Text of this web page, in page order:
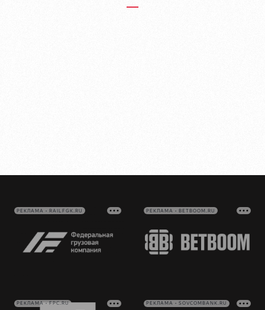
РЕКЛАМА • RAILFGK.RU РЕКЛАМА • BETBOOM.RU
РЕКЛАМА • FPC.RU РЕКЛАМА • SOVCOMBANK.RU